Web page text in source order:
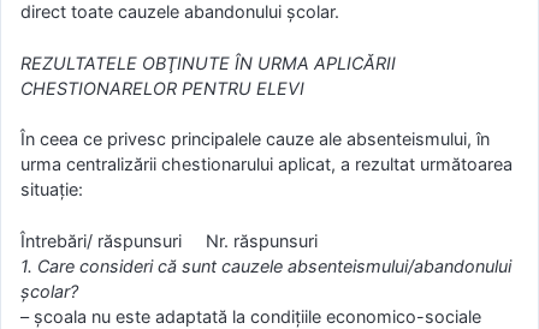
direct toate cauzele abandonului şcolar.
REZULTATELE OBŢINUTE ÎN URMA APLICĂRII
CHESTIONARELOR PENTRU ELEVI
În ceea ce privesc principalele cauze ale absenteismului, în
urma centralizării chestionarului aplicat, a rezultat următoarea
situație:
Întrebări/ răspunsuri Nr. răspunsuri
1. Care consideri că sunt cauzele absenteismului/abandonului
şcolar?
– şcoala nu este adaptată la condiţiile economico-sociale